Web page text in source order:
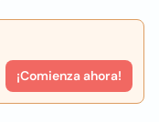
¡Comienza ahora!